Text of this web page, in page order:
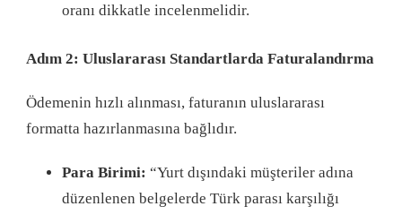
oranı dikkatle incelenmelidir.
Adım 2: Uluslararası Standartlarda Faturalandırma
Ödemenin hızlı alınması, faturanın uluslararası
formatta hazırlanmasına bağlıdır.
Para Birimi: “Yurt dışındaki müşteriler adına
düzenlenen belgelerde Türk parası karşılığı